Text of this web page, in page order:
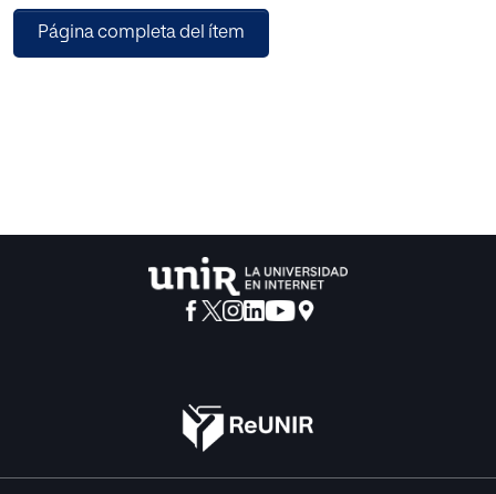
Página completa del ítem